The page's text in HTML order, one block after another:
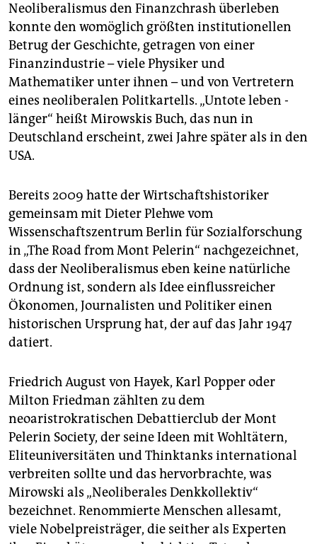
Neoliberalismus den Finanzchrash überleben
konnte den womöglich größten institutionellen
Betrug der Geschichte, getragen von einer
Finanzindustrie – viele Physiker und
Mathematiker unter ihnen – und von Vertretern
eines neoliberalen Politkartells. „Untote leben ­
länger“ heißt Mirowskis Buch, das nun in
Deutschland erscheint, zwei Jahre später als in den
USA.
Bereits 2009 hatte der Wirtschaftshistoriker
gemeinsam mit Dieter Plehwe vom
Wissenschaftszentrum Berlin für Sozialforschung
in „The Road from Mont Pelerin“ nachgezeichnet,
dass der Neoliberalismus eben keine natürliche
Ordnung ist, sondern als Idee einflussreicher
Ökonomen, Journalisten und Politiker einen
historischen Ursprung hat, der auf das Jahr 1947
datiert.
Friedrich August von Hayek, Karl Popper oder
Milton Friedman zählten zu dem
neoaristrokratischen Debattierclub der Mont
Pelerin Society, der seine Ideen mit Wohltätern,
Eliteuniversitäten und Think­tanks international
verbreiten sollte und das hervorbrachte, was
Mirowski als „Neoliberales Denkkollektiv“
bezeichnet. Renommierte Menschen allesamt,
viele Nobelpreisträger, die seither als Experten